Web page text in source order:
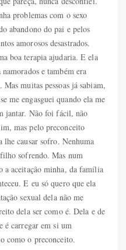
problemas com o sexo
abandono do pai e pelos
amorosos desastrados.
boa terapia ajudaria. E ela
e também era
muitas pessoas já sabiam,
me engasguei quando ela me
jantar. Não foi fácil, não
mas pelo preconceito
lhe causar sofro. Nenhuma
sofrendo. Mas num
a aceitação minha, da família
E eu só quero que ela
sexual dela não me
dela ser como é. Dela e de
é carregar em si um
como o preconceito.